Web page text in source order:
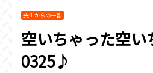
先生からの一言
空いちゃった空い
0325♪